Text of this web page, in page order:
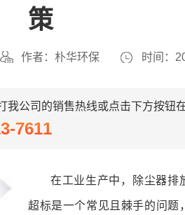
策
作者：朴华环保 时间：
公司的销售热线或点击下方按钮
7611
在工业生产中，除尘器排
超标是一个常见且棘手的问题